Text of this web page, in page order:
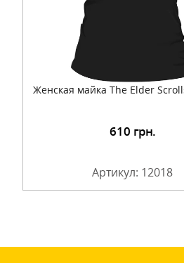
Женская майка The Elder
610 грн.
Артикул: 12018
Подробнее